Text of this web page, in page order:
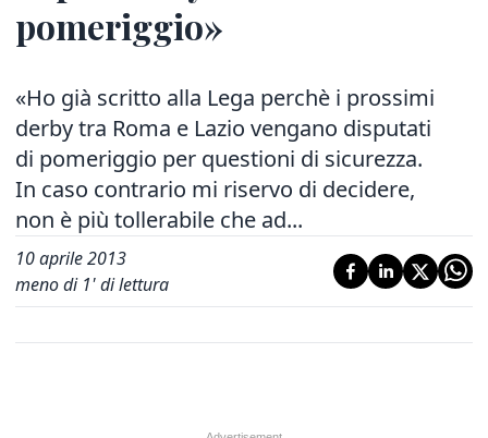
pomeriggio»
«Ho già scritto alla Lega perchè i prossimi
derby tra Roma e Lazio vengano disputati
di pomeriggio per questioni di sicurezza.
In caso contrario mi riservo di decidere,
non è più tollerabile che ad...
10 aprile 2013
meno di 1' di lettura